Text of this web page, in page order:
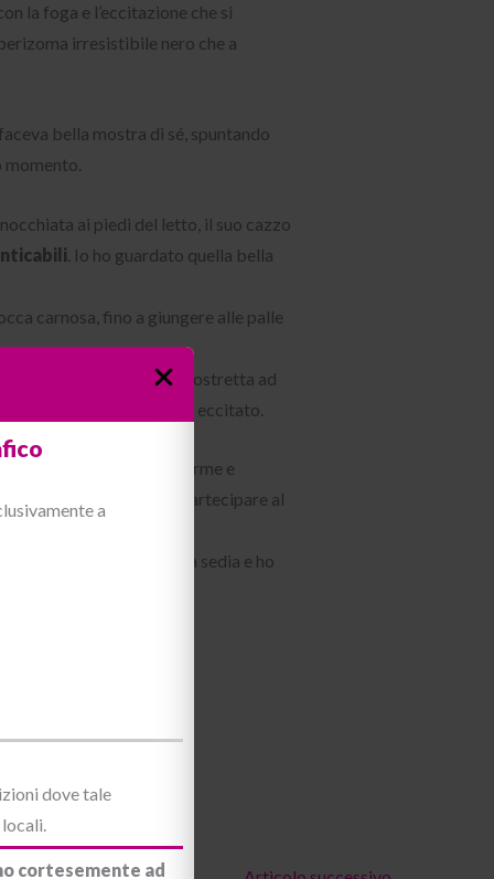
a
dove tale
cortesemente ad
la foga e l’eccitazione che si
irresistibile nero che a
bella mostra di sé, spuntando
momento.
ai piedi del letto, il suo cazzo
. Io ho guardato quella bella
carnosa, fino a giungere alle palle
Sempre bendato mi ha costretta ad
il cazzo sempre più eccitato.
da un membro enorme e
disparte e che voleva partecipare al
mia vittima legata alla sedia e ho